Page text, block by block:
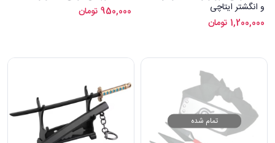
و انگشتر ایتاچی
1,200,000 تومان
950,000 تومان
تمام شده